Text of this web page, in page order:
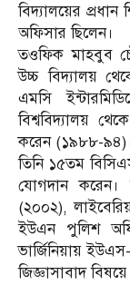
বিদ্যালয়ের প্রধান
অফিসার ছিলেন।
তওফিক মাহবুব
উচ্চ বিদ্যালয়
এমসি
বিশ্ববিদ্যালয়
করেন (১৯৮৮-৯৪)।
তিনি ১৫তম
যোগদান করেন।
(২০০২),
ইউএন পুলিশ
ভার্জিনিয়ায়
জিজ্ঞাসাবাদ